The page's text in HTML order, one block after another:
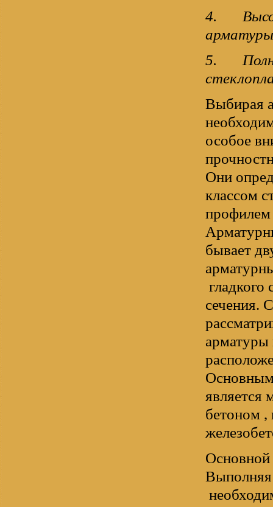
4.
арматуры
5.
Выбирая
особое
Они
классом
профилем
бывает
сечения.
арматуры
является
бетоном ,
Основной